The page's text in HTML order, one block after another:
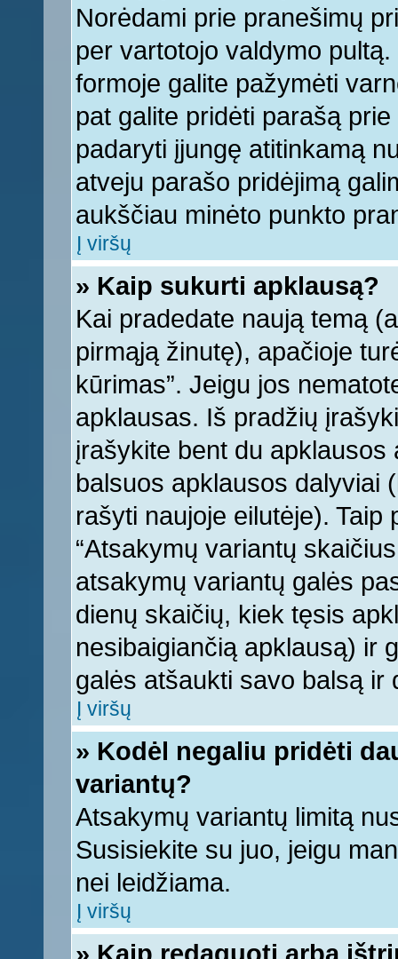
Norėdami prie pranešimų
per vartotojo valdymo
formoje galite pažymėti
pat galite pridėti parašą
padaryti įjungę atitinkamą
atveju parašo pridėjimą
aukščiau minėto punkto
Į viršų
» Kaip sukurti apklausą?
Kai pradedate naują temą
pirmąją žinutę), apačioje
kūrimas”. Jeigu jos
apklausas. Iš pradžių
įrašykite bent du
balsuos apklausos dalyviai
rašyti naujoje eilutėje).
“Atsakymų variantų
atsakymų variantų galės
dienų skaičių, kiek tęsis
nesibaigiančią apklausą) ir
galės atšaukti savo balsą ir
Į viršų
» Kodėl negaliu pridėti
variantų?
Atsakymų variantų limitą
Susisiekite su juo, jeigu
nei leidžiama.
Į viršų